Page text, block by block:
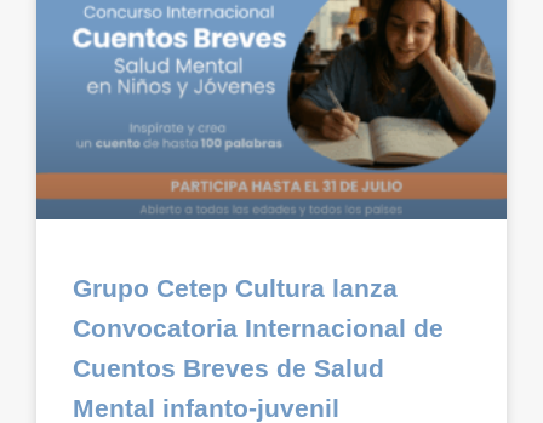
Grupo Cetep Cultura lanza
Convocatoria Internacional de
Cuentos Breves de Salud
Mental infanto-juvenil